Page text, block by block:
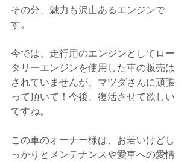
その分、魅力も沢山あるエンジンで
す。
今では、走行用のエンジンとしてロー
タリーエンジンを使用した車の販売は
されていませんが、マツダさんに頑張
って頂いて！今後、復活させて欲しい
ですね。
この車のオーナー様は、お若いけどし
っかりとメンテナンスや愛車への愛情